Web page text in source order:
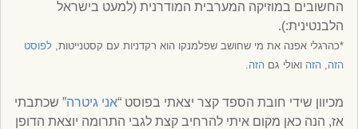
החשובים במוזיקה המערבית המודרנית (למעט בישראל
הלבנטינית:).
*כהרגלי אפנה את מי שחושב שפלמנקו הוא רקדניות עם קסטנייטות,לפוסט
הזה,הזהואולי גםהזה.
מכיוון שידי חובת הספד קצר יצאתי בפוסט “אני גיטרה” שכתבתי
אז, הנה כאן מקום איתי להרחיב קצת לגבי התרומה יוצאת הדופן